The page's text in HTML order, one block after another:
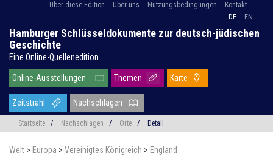
Über diese Edition Über uns Nutzungsbedingungen
Kontakt
DE
EN
Hamburger Schlüsseldokumente zur deutsch-jüdischen
Geschichte
Eine Online-Quellenedition
Online-Ausstellungen Themen Karte
Zeitstrahl Nachschlagen
Startseite / Nachschlagen / Orte / Detail
Welt > Europa > Vereinigtes Königreich > England